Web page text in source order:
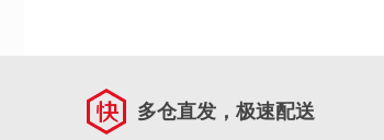
多仓直发，极速配送